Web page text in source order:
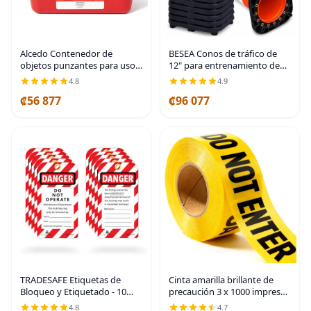
Alcedo Contenedor de
objetos punzantes para uso
doméstico 1 galón (1
paquete), eliminación de
agujas y jeringas
4.8
₡56 877
BESEA Conos de tráfico de
12" para entrenamiento de
fútbol, conos deportivos,
conos para estacionamiento
en carretera con collar
4.9
₡96 077
TRADESAFE Etiquetas de
Bloqueo y Etiquetado - 10
Etiquetas de Peligro No
4.8
Cinta amarilla brillante de
precaución 3 x 1000 impresa
en negro contrastante, 3
4.7